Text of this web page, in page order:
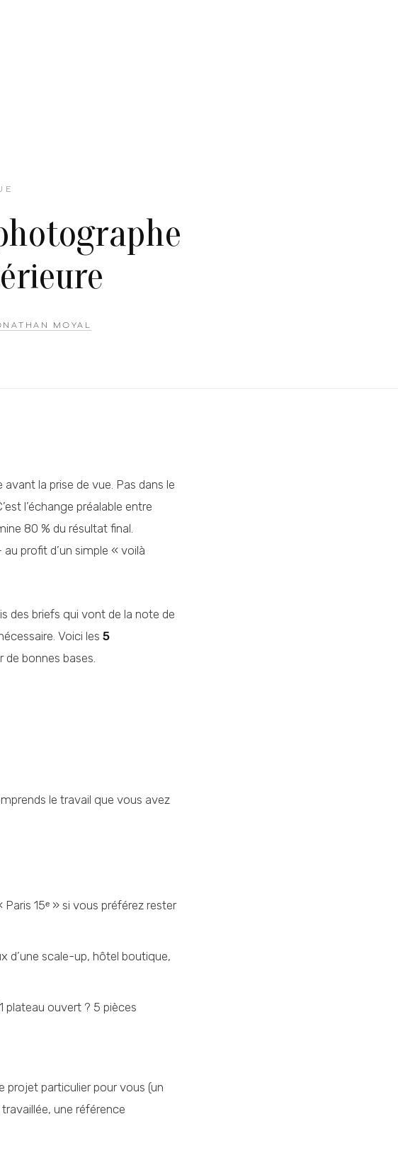
MOYAL
la prise de vue. Pas dans le
l’échange préalable entre
80 % du résultat final.
profit d’un simple « voilà
des briefs qui vont de la note de
Voici les 5
de bonnes bases.
le travail que vous avez
15ᵉ » si vous préférez rester
d’une scale-up, hôtel boutique,
plateau ouvert ? 5 pièces
projet particulier pour vous (un
une référence